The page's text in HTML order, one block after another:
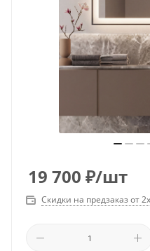
19 700 ₽/шт
Скидки на предзаказ от